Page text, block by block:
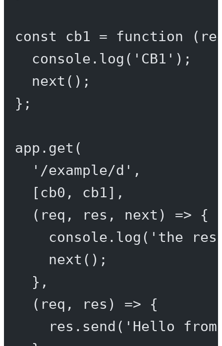
const cb1 = function (
console. log ( 'CB1' );
next ();
};
app. get (
'/example/d' ,
[cb0, cb1],
( req , res , next ) => {
console. log ( 'the
next ();
},
( req , res ) => {
res. send ( 'Hello